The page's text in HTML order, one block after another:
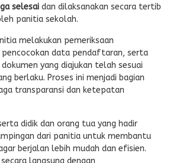
selesai dan dilaksanakan secara tertib
panitia sekolah.
melakukan pemeriksaan
pencocokan data pendaftaran, serta
yang diajukan telah sesuai
berlaku. Proses ini menjadi bagian
transparansi dan ketepatan
didik dan orang tua yang hadir
dari panitia untuk membantu
berjalan lebih mudah dan efisien.
langsung dengan